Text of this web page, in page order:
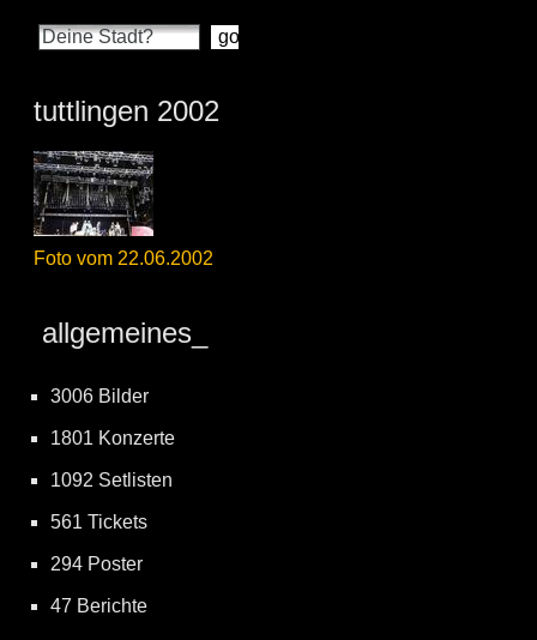
tuttlingen 2002
Foto vom 22.06.2002
allgemeines_
3006 Bilder
1801 Konzerte
1092 Setlisten
561 Tickets
294 Poster
47 Berichte